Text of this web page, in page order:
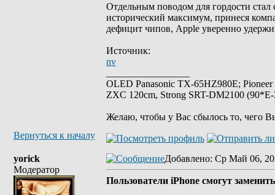
Отдельным поводом для гордости
исторический максимум, принеся
дефицит чипов, Apple уверенно
Источник:
nv
OLED Panasonic TX-65HZ980E;
ZXC 120cm, Strong SRT-DM2100
Желаю, чтобы у Вас сбылось то, чего
Вернуться к началу
yorick
Модератор
Добавлено: Ср Май 06,
Пользователи iPhone смогут